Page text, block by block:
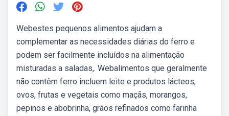
Webestes pequenos alimentos ajudam a
complementar as necessidades diárias do ferro e
podem ser facilmente incluídos na alimentação
misturadas a saladas,. Webalimentos que geralmente
não contêm ferro incluem leite e produtos lácteos,
ovos, frutas e vegetais como maçãs, morangos,
pepinos e abobrinha, grãos refinados como farinha